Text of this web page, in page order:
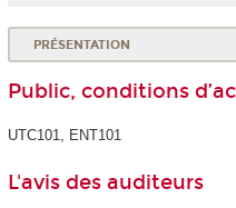
PRÉSENTATION
Public, conditions
UTC101, ENT101
L'avis des auditeurs